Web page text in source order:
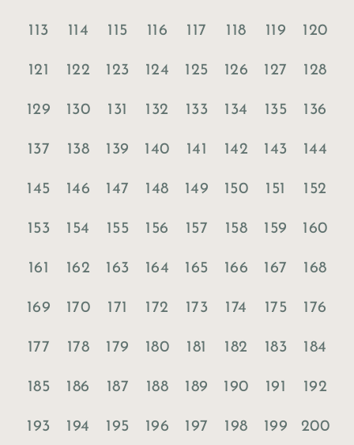
113 114 115 116 117 118 119 120
121 122 123 124 125 126 127 128
129 130 131 132 133 134 135 136
137 138 139 140 141 142 143 144
145 146 147 148 149 150 151 152
153 154 155 156 157 158 159 160
161 162 163 164 165 166 167 168
169 170 171 172 173 174 175 176
177 178 179 180 181 182 183 184
185 186 187 188 189 190 191 192
193 194 195 196 197 198 199 200